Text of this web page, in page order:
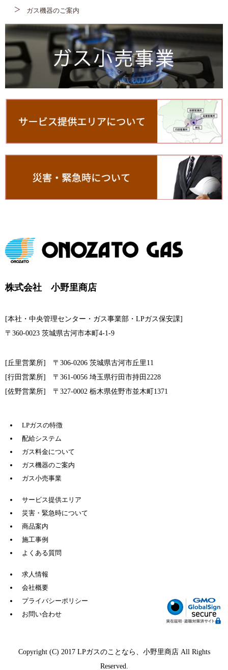
ガス機器のご案内
株式会社 小野里商店
[本社・中央管理センター・ガス事業部・LPガス保安課]
〒360-0023 茨城県古河市本町4-1-9
[丘里営業所] 〒306-0206 茨城県古河市丘里11
[行田営業所] 〒361-0056 埼玉県行田市持田2228
[佐野営業所] 〒327-0002 栃木県佐野市並木町1371
LPガスの特徴
配給システム
ガス料金について
ガス機器のご案内
ガス小売事業
サービス提供エリア
災害・緊急時について
商品案内
施工事例
よくある質問
求人情報
会社概要
プライバシーポリシー
お問い合わせ
Copyright (C) 2017 LPガスのことなら、小野里商店 All Rights
Reserved.